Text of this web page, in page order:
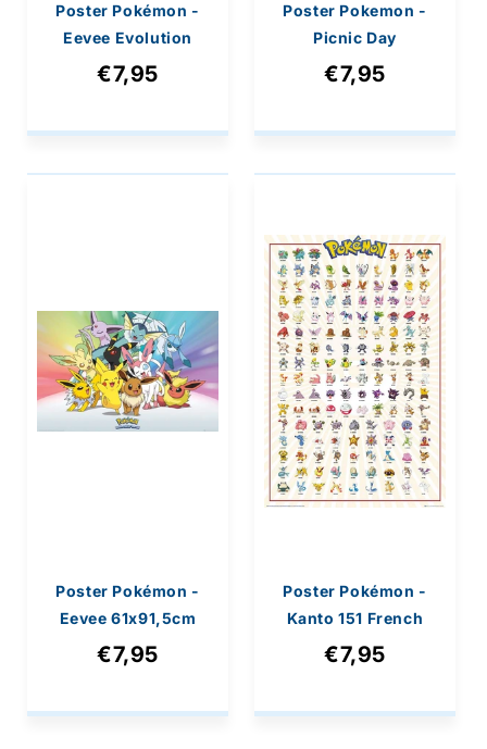
Poster Pokémon -
Eevee Evolution
61x91,5cm
€7,95
Poster Pokemon -
Picnic Day
91,5x61cm
€7,95
Poster Pokémon -
Eevee 61x91,5cm
€7,95
Poster Pokémon -
Kanto 151 French
Characters
61x91,5cm
€7,95